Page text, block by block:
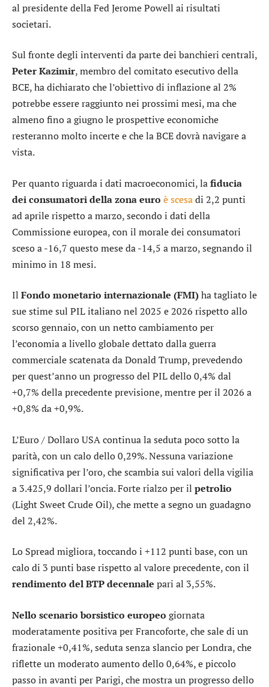
al presidente della Fed Jerome Powell ai risultati
societari.
Sul fronte degli interventi da parte dei banchieri centrali,
Peter Kazimir, membro del comitato esecutivo della
BCE, ha dichiarato che l’obiettivo di inflazione al 2%
potrebbe essere raggiunto nei prossimi mesi, ma che
almeno fino a giugno le prospettive economiche
resteranno molto incerte e che la BCE dovrà navigare a
vista.
Per quanto riguarda i dati macroeconomici, lafiducia
dei consumatori della zona euro è scesadi 2,2 punti
ad aprile rispetto a marzo, secondo i dati della
Commissione europea, con il morale dei consumatori
sceso a -16,7 questo mese da -14,5 a marzo, segnando il
minimo in 18 mesi.
Il Fondo monetario internazionale (FMI)ha tagliato le
sue stime sul PIL italiano nel 2025 e 2026 rispetto allo
scorso gennaio, con un netto cambiamento per
l’economia a livello globale dettato dalla guerra
commerciale scatenata da Donald Trump, prevedendo
per quest’anno un progresso del PIL dello 0,4% dal
+0,7% della precedente previsione, mentre per il 2026 a
+0,8% da +0,9%.
L’Euro / Dollaro USAcontinua la seduta poco sotto la
parità, con un calo dello 0,29%. Nessuna variazione
significativa per l’oro, che scambia sui valori della vigilia
a 3.425,9 dollari l’oncia. Forte rialzo per il petrolio
(Light Sweet Crude Oil), che mette a segno un guadagno
del 2,42%.
Lo Spreadmigliora, toccando i +112 punti base, con un
calo di 3 punti base rispetto al valore precedente, con il
rendimento del BTP decennale pari al 3,55%.
Nello scenario borsistico europeo giornata
moderatamente positiva perFrancoforte, che sale di un
frazionale +0,41%, seduta senza slancio perLondra, che
riflette un moderato aumento dello 0,64%, e piccolo
passo in avanti perParigi, che mostra un progresso dello